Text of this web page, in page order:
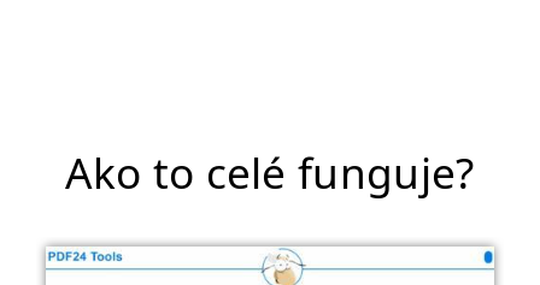
Ako to celé funguje?